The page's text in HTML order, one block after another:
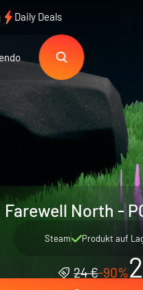
Daily Deals
Farewell North -
Steam Produkt auf
24 €-90%